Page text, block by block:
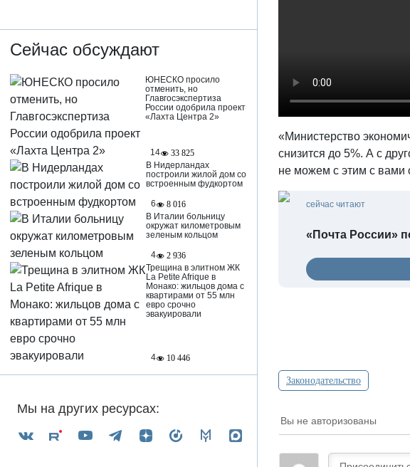
Сейчас обсуждают
ЮНЕСКО просило
отменить, но
Главгосэкспертиза
России одобрила проект
«Лахта Центра 2»
14
33 825
В Нидерландах
построили жилой дом со
встроенным фудкортом
6
8 016
В Италии больницу
окружат километровым
зеленым кольцом
4
2 936
Трещина в элитном ЖК
La Petite Afrique в
Монако: жильцов дома с
квартирами от 55 млн
евро срочно
эвакуировали
4 10 446
Мы на других ресурсах:
«Министерство
снизится до 5%. А с
не можем с этим с вами
сейчас читают
«Почта России»
Законодательство
Вы не авторизованы